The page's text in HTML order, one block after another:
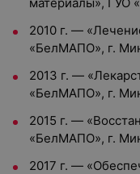
2010 г. —
«БелМАПО», г.
2013 г. —
«БелМАПО», г.
2015 г. —
«БелМАПО», г.
2017 г. —